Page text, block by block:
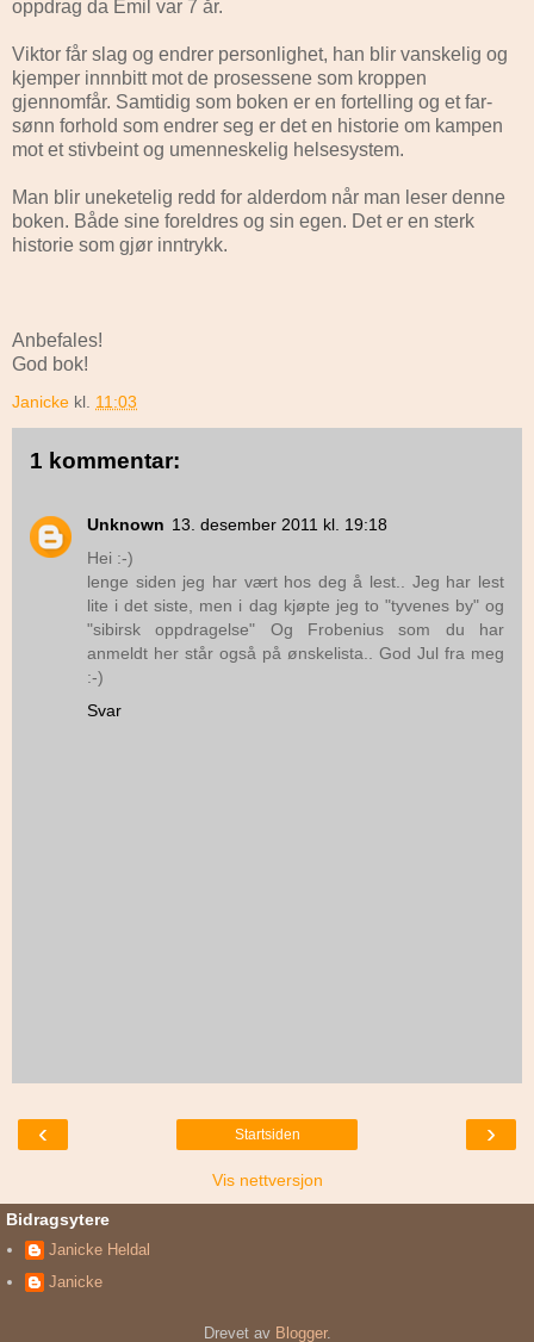
oppdrag da Emil var 7 år.
Viktor får slag og endrer personlighet, han blir vanskelig og
kjemper innnbitt mot de prosessene som kroppen
gjennomfår. Samtidig som boken er en fortelling og et far-
sønn forhold som endrer seg er det en historie om kampen
mot et stivbeint og umenneskelig helsesystem.
Man blir uneketelig redd for alderdom når man leser denne
boken. Både sine foreldres og sin egen. Det er en sterk
historie som gjør inntrykk.
Anbefales!
God bok!
Janicke kl. 11:03
1 kommentar:
Unknown 13. desember 2011 kl. 19:18
Hei :-)
lenge siden jeg har vært hos deg å lest.. Jeg har lest
lite i det siste, men i dag kjøpte jeg to "tyvenes by" og
"sibirsk oppdragelse" Og Frobenius som du har
anmeldt her står også på ønskelista.. God Jul fra meg
:-)
Svar
‹ ›
Startsiden
Vis nettversjon
Bidragsytere
Janicke Heldal
Janicke
Drevet av Blogger.